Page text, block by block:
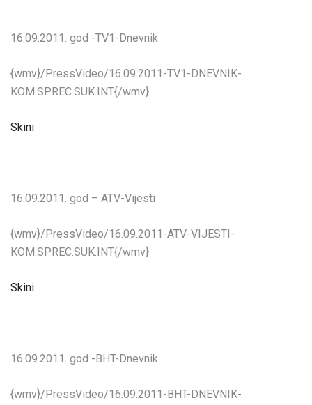
16.09.2011. god -TV1-Dnevnik
{wmv}/PressVideo/16.09.2011-TV1-DNEVNIK-
KOM.SPREC.SUK.INT{/wmv}
Skini
16.09.2011. god – ATV-Vijesti
{wmv}/PressVideo/16.09.2011-ATV-VIJESTI-
KOM.SPREC.SUK.INT{/wmv}
Skini
16.09.2011. god -BHT-Dnevnik
{wmv}/PressVideo/16.09.2011-BHT-DNEVNIK-